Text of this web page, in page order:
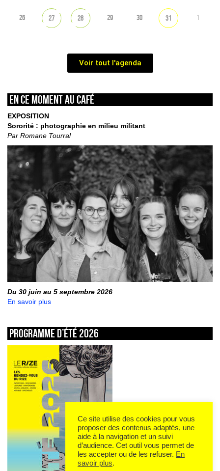
26 27 28 29 30 31 1
Voir tout l'agenda
En ce moment au café
EXPOSITION
Sororité : photographie en milieu militant
Par Romane Tourral
Du 30 juin au 5 septembre 2026
En savoir plus
Programme d’été 2026
Ce site utilise des cookies pour vous
proposer des contenus adaptés, une
aide à la navigation et un suivi
d’audience. Cet outil vous permet de
les accepter ou de les refuser. En
savoir plus.